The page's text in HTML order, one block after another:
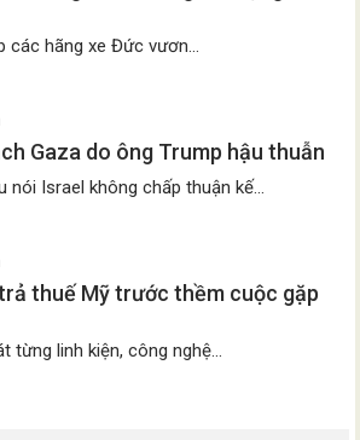
các hãng xe Đức vươn...
Gaza do ông Trump hậu thuẫn
nói Israel không chấp thuận kế...
thuế Mỹ trước thềm cuộc gặp
từng linh kiện, công nghệ...